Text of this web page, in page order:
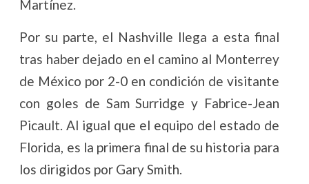
Martínez.
Por su parte, el Nashville llega a esta final
tras haber dejado en el camino al Monterrey
de México por 2-0 en condición de visitante
con goles de Sam Surridge y Fabrice-Jean
Picault. Al igual que el equipo del estado de
Florida, es la primera final de su historia para
los dirigidos por Gary Smith.